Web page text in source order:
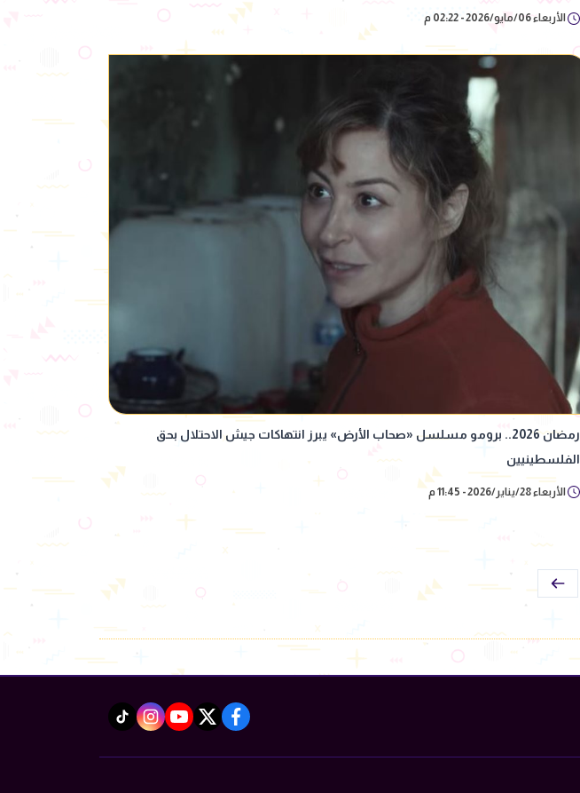
الأربعاء 06/مايو/2026 - 02:22 م
رمضان 2026.. برومو مسلسل «صحاب الأرض» يبرز انتهاكات جيش الاحتلال بحق
الفلسطينيين
الأربعاء 28/يناير/2026 - 11:45 م
facebook
twitter
youtube
instagram
tiktok